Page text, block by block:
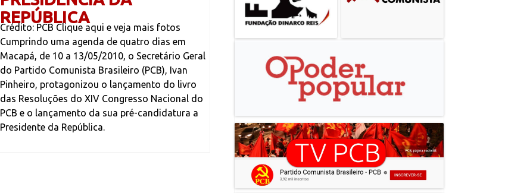
REPÚBLICA
Crédito: PCB Clique aqui e veja mais fotos
Cumprindo uma agenda de quatro dias em
Macapá, de 10 a 13/05/2010, o Secretário Geral
do Partido Comunista Brasileiro (PCB), Ivan
Pinheiro, protagonizou o lançamento do livro
das Resoluções do XIV Congresso Nacional do
PCB e o lançamento da sua pré-candidatura a
Presidente da República.